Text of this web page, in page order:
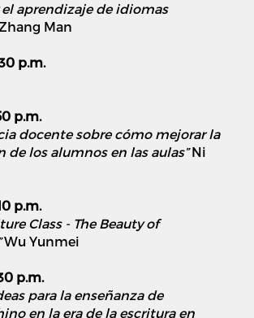
el aprendizaje de idiomas
Man
p.m.
p.m.
docente sobre cómo mejorar la
de los alumnos en las aulas”Ni
p.m.
Class - The Beauty of
Wu Yunmei
p.m.
para la enseñanza de
en la era de la escritura en